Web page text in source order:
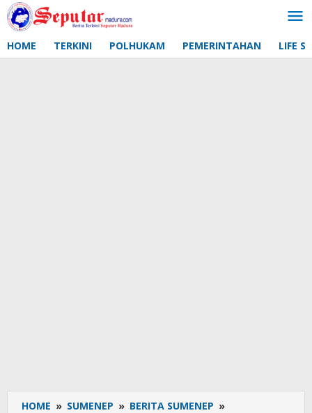
Lewati
ke
HOME TERKINI POLHUKAM PEMERINTAHAN LIFE
HOME » SUMENEP » BERITA SUMENEP »